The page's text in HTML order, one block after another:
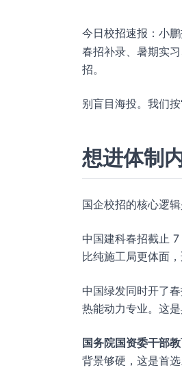
今日校招速报：小
春招补录、暑期实
招。
别盲目海投。我们
想进体制
国企校招的核心逻
中国建科春招截止
比纯施工局更体面
中国绿发同时开了
热能动力专业。这
国务院国资委干部
背景够硬，这是首选